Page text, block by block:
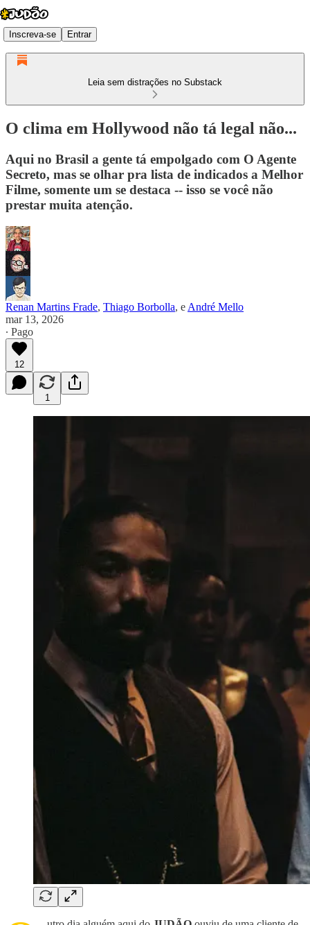
Inscreva-se Entrar
Leia sem distrações no Substack
O clima em Hollywood não tá legal não...
Aqui no Brasil a gente tá empolgado com O Agente
Secreto, mas se olhar pra lista de indicados a Melhor
Filme, somente um se destaca -- isso se você não
prestar muita atenção.
Renan Martins Frade, Thiago Borbolla, e André Mello
mar 13, 2026
∙ Pago
12
1